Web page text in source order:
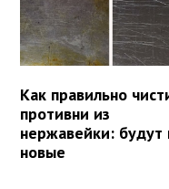
Как правильно
противни из
нержавейки: будут
новые